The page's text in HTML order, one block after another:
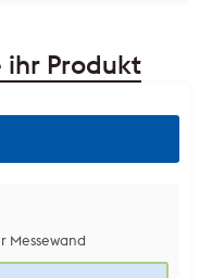
ihr Produkt
Messewand